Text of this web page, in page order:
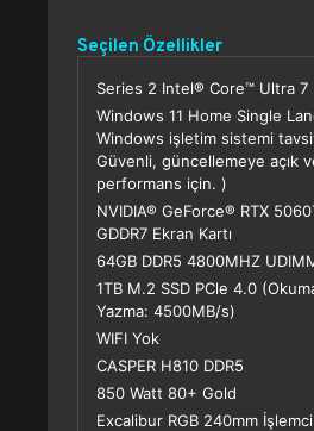
Seçilen Özellikler
Series 2 Intel® Core™ Ultra 7
Windows 11 Home Single
Windows işletim sistemi
Güvenli, güncellemeye açık
performans için. )
NVIDIA® GeForce® RTX
GDDR7 Ekran Kartı
64GB DDR5 4800MHZ
1TB M.2 SSD PCle 4.0
Yazma: 4500MB/s)
WIFI Yok
CASPER H810 DDR5
850 Watt 80+ Gold
Excalibur RGB 240mm İşlemci